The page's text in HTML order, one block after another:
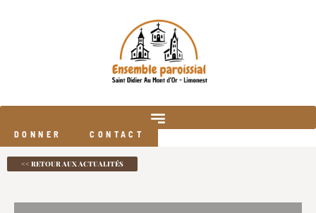
DONNER CONTACT
<< RETOUR AUX ACTUALITÉS